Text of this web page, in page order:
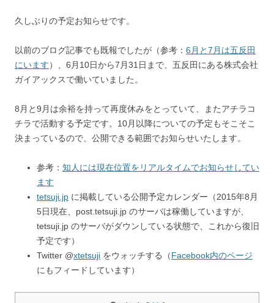
久しぶりの予定お知らせです。
以前のブログ記事でも既報でしたが（参考： 6月と7月は五反田
にいます）、6月10日から7月31日まで、五反田にある株式会社
ガイアックスで働いていました。
8月と9月は余裕を持って再度休みをとっていて、またアチラコ
チラで活動する予定です。10月以降についての予定もそこそこ
決まっているので、公開できる範囲でお知らせいたします。
参考： 知人には現在位置をリアルタイムでお知らせしてい
ます
tetsuji.jp に掲載している公開予定カレンダー（2015年8月
5日現在、post.tetsuji.jp のサーバは稼働していますが、
tetsuji.jp のサーバがダウンしている状態で、これから復旧
予定です）
Twitter @xtetsuji をウォッチする（Facebook内のページ
にもフィードしています）